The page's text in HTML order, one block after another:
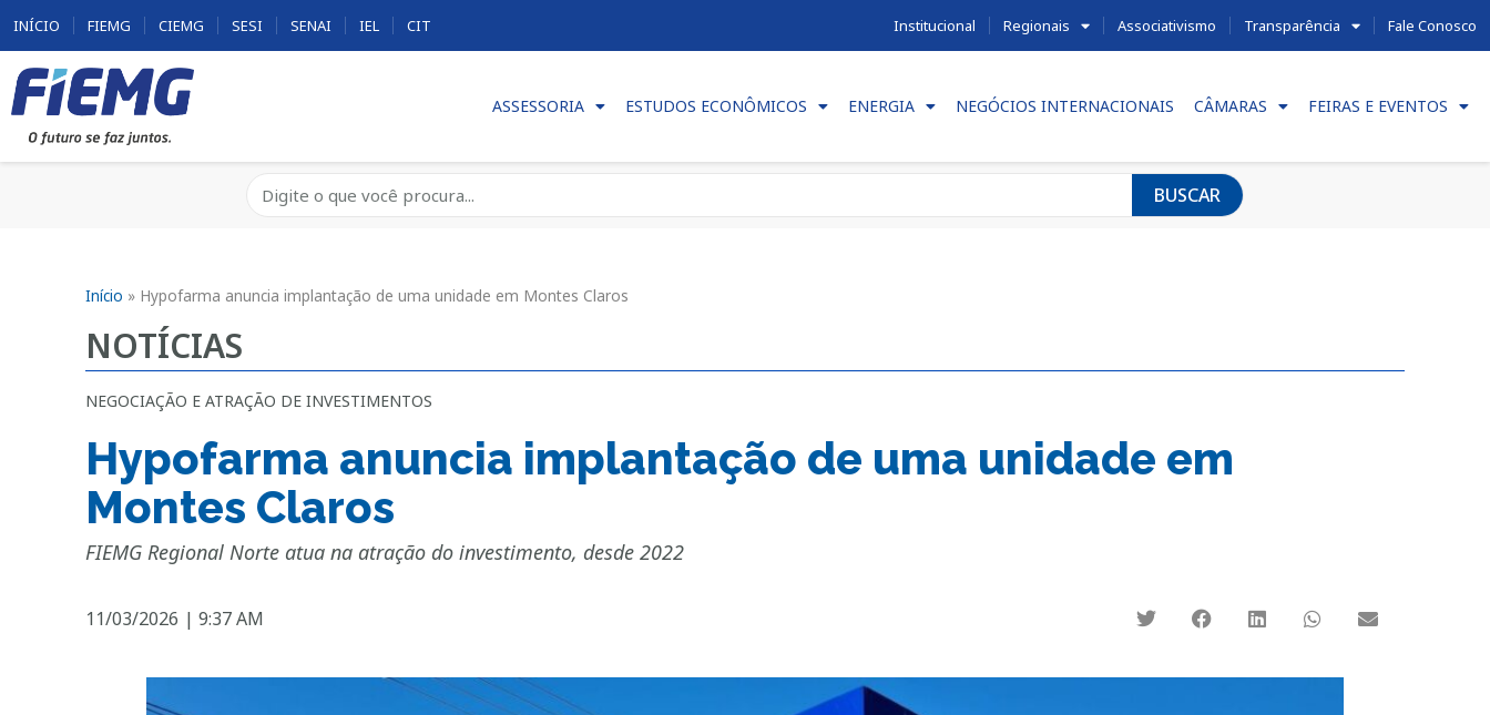
INÍCIO FIEMG CIEMG SESI SENAI IEL CIT Institucional Regionais Associativismo Transparência Fale Conosco
ASSESSORIA ESTUDOS ECONÔMICOS ENERGIA NEGÓCIOS INTERNACIONAIS CÂMARAS FEIRAS E EVENTOS
BUSCAR
Início » Hypofarma anuncia implantação de uma unidade em Montes Claros
NOTÍCIAS
NEGOCIAÇÃO E ATRAÇÃO DE INVESTIMENTOS
Hypofarma anuncia implantação de uma unidade em
Montes Claros
FIEMG Regional Norte atua na atração do investimento, desde 2022
11/03/2026 | 9:37 AM